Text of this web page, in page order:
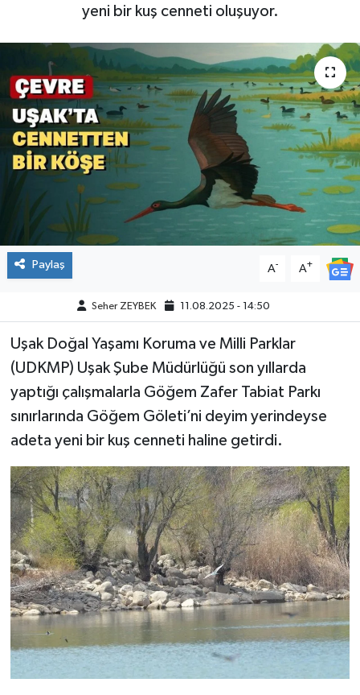
yeni bir kuş cenneti oluşuyor.
Paylaş A- A+
Seher ZEYBEK 11.08.2025 - 14:50
Uşak Doğal Yaşamı Koruma ve Milli Parklar
(UDKMP) Uşak Şube Müdürlüğü son yıllarda
yaptığı çalışmalarla Göğem Zafer Tabiat Parkı
sınırlarında Göğem Göleti’ni deyim yerindeyse
adeta yeni bir kuş cenneti haline getirdi.
Haber Arşivi